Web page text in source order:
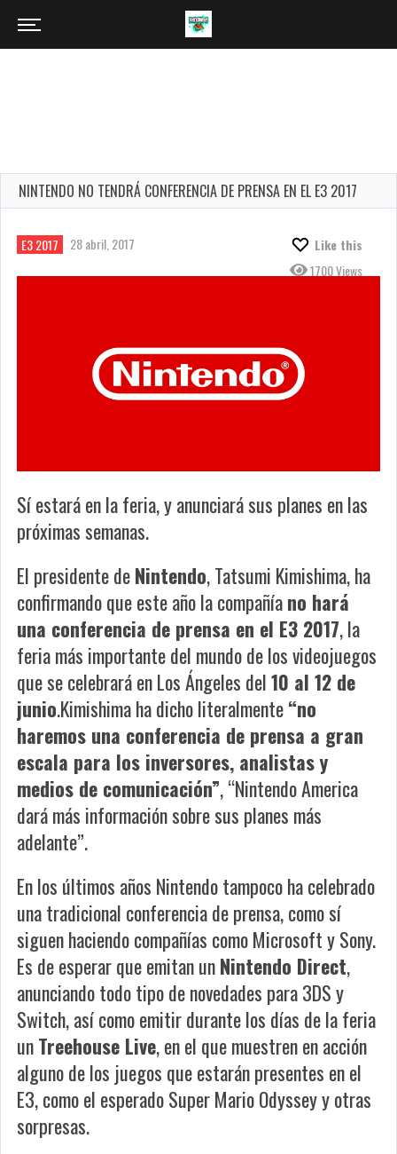
NINTENDO NO TENDRÁ CONFERENCIA DE PRENSA EN EL E3 2017
E3 2017 28 abril, 2017
Like this
1700 Views
Sí estará en la feria, y anunciará sus planes en las
próximas semanas.
El presidente deNintendo, Tatsumi Kimishima, ha
confirmando que este año la compañíano hará
una conferencia de prensa en el E3 2017, la
feria más importante del mundo de los videojuegos
que se celebrará en Los Ángeles del10 al 12 de
junio.Kimishima ha dicho literalmente“no
haremos una conferencia de prensa a gran
escala para los inversores, analistas y
medios de comunicación”, “Nintendo America
dará más información sobre sus planes más
adelante”.
En los últimos años Nintendo tampoco ha celebrado
una tradicional conferencia de prensa, como sí
siguen haciendo compañías como Microsoft y Sony.
Es de esperar que emitan unNintendo Direct,
anunciando todo tipo de novedades para 3DS y
Switch, así como emitir durante los días de la feria
unTreehouse Live, en el que muestren en acción
alguno de los juegos que estarán presentes en el
E3, como el esperadoSuper Mario Odysseyy otras
sorpresas.